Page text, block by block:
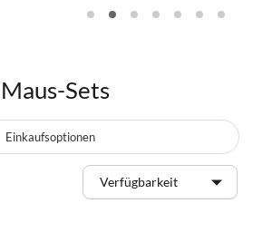
Sets
Einkaufsoptionen